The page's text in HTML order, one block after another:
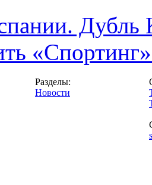
Дубль
Разделы:
Новости